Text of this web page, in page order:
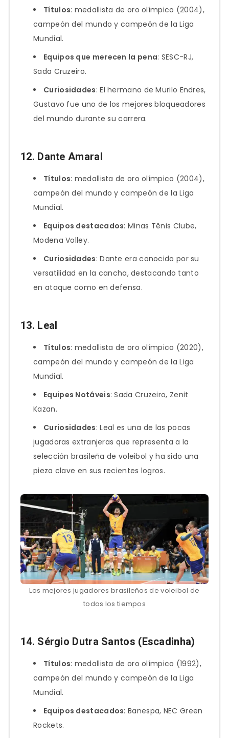
Títulos: medallista de oro olímpico (2004),
campeón del mundo y campeón de la Liga
Mundial.
Equipos que merecen la pena: SESC-RJ,
Sada Cruzeiro.
Curiosidades: El hermano de Murilo Endres,
Gustavo fue uno de los mejores bloqueadores
del mundo durante su carrera.
12. Dante Amaral
Títulos: medallista de oro olímpico (2004),
campeón del mundo y campeón de la Liga
Mundial.
Equipos destacados: Minas Tênis Clube,
Modena Volley.
Curiosidades: Dante era conocido por su
versatilidad en la cancha, destacando tanto
en ataque como en defensa.
13. Leal
Títulos: medallista de oro olímpico (2020),
campeón del mundo y campeón de la Liga
Mundial.
Equipes Notáveis: Sada Cruzeiro, Zenit
Kazan.
Curiosidades: Leal es una de las pocas
jugadoras extranjeras que representa a la
selección brasileña de voleibol y ha sido una
pieza clave en sus recientes logros.
Los mejores jugadores brasileños de voleibol de
todos los tiempos
14. Sérgio Dutra Santos (Escadinha)
Títulos: medallista de oro olímpico (1992),
campeón del mundo y campeón de la Liga
Mundial.
Equipos destacados: Banespa, NEC Green
Rockets.